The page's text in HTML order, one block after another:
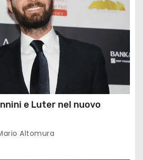
e Luter nel nuovo
Altomura